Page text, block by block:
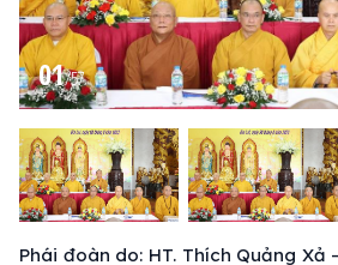
01/57
Phái đoàn do: HT. Thích Quảng Xả